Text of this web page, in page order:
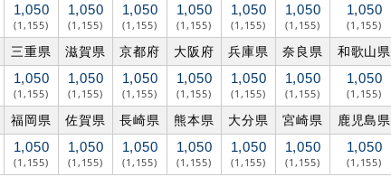
1,050
(1,155)
1,050
(1,155)
1,050
(1,155)
1,050
(1,155)
1,050
(1,155)
1,050
(1,155)
1,050
(1,155)
三重県 滋賀県 京都府 大阪府 兵庫県 奈良県 和歌山県
1,050
(1,155)
1,050
(1,155)
1,050
(1,155)
1,050
(1,155)
1,050
(1,155)
1,050
(1,155)
1,050
(1,155)
福岡県 佐賀県 長崎県 熊本県 大分県 宮崎県 鹿児島県
1,050
(1,155)
1,050
(1,155)
1,050
(1,155)
1,050
(1,155)
1,050
(1,155)
1,050
(1,155)
1,050
(1,155)